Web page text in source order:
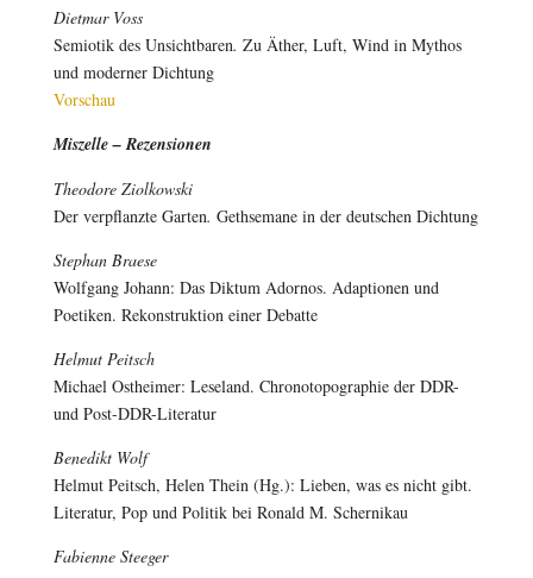
Dietmar Voss
Semiotik des Unsichtbaren. Zu Äther, Luft, Wind in Mythos
und moderner Dichtung
Vorschau
Miszelle – Rezensionen
Theodore Ziolkowski
Der verpflanzte Garten. Gethsemane in der deutschen Dichtung
Stephan Braese
Wolfgang Johann: Das Diktum Adornos. Adaptionen und
Poetiken. Rekonstruktion einer Debatte
Helmut Peitsch
Michael Ostheimer: Leseland. Chronotopographie der DDR-
und Post-DDR-Literatur
Benedikt Wolf
Helmut Peitsch, Helen Thein (Hg.): Lieben, was es nicht gibt.
Literatur, Pop und Politik bei Ronald M. Schernikau
Fabienne Steeger